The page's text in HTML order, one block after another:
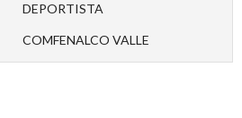
DEPORTISTA
COMFENALCO VALLE